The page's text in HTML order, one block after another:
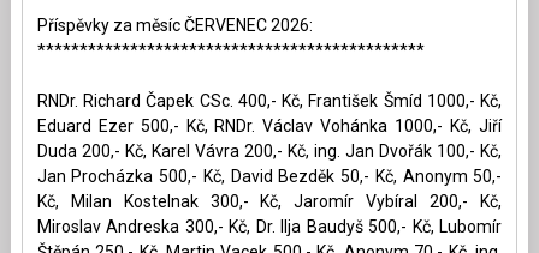
Příspěvky za měsíc ČERVENEC 2026:
**********************************************
RNDr. Richard Čapek CSc. 400,- Kč, František Šmíd 1000,- Kč,
Eduard Ezer 500,- Kč, RNDr. Václav Vohánka 1000,- Kč, Jiří
Duda 200,- Kč, Karel Vávra 200,- Kč, ing. Jan Dvořák 100,- Kč,
Jan Procházka 500,- Kč, David Bezděk 50,- Kč, Anonym 50,-
Kč, Milan Kostelnak 300,- Kč, Jaromír Vybíral 200,- Kč,
Miroslav Andreska 300,- Kč, Dr. Ilja Baudyš 500,- Kč, Lubomír